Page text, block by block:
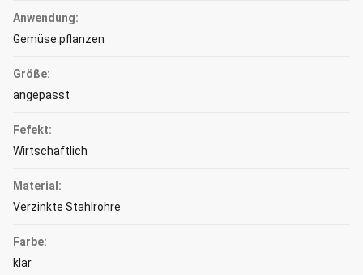
Anwendung:
Gemüse pflanzen
Größe:
angepasst
Fefekt:
Wirtschaftlich
Material:
Verzinkte Stahlrohre
Farbe:
klar